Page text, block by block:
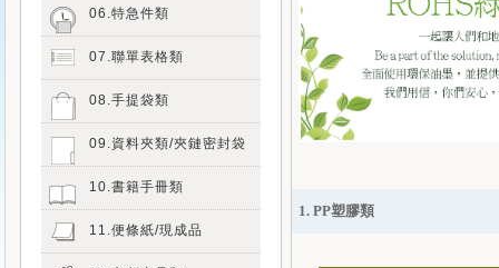
06.特急件類
07.聯單表格類
08.手提袋類
09.資料夾類/夾鏈密封袋
10.書籍手冊類
11.便條紙/現成品
1. PP塑膠類